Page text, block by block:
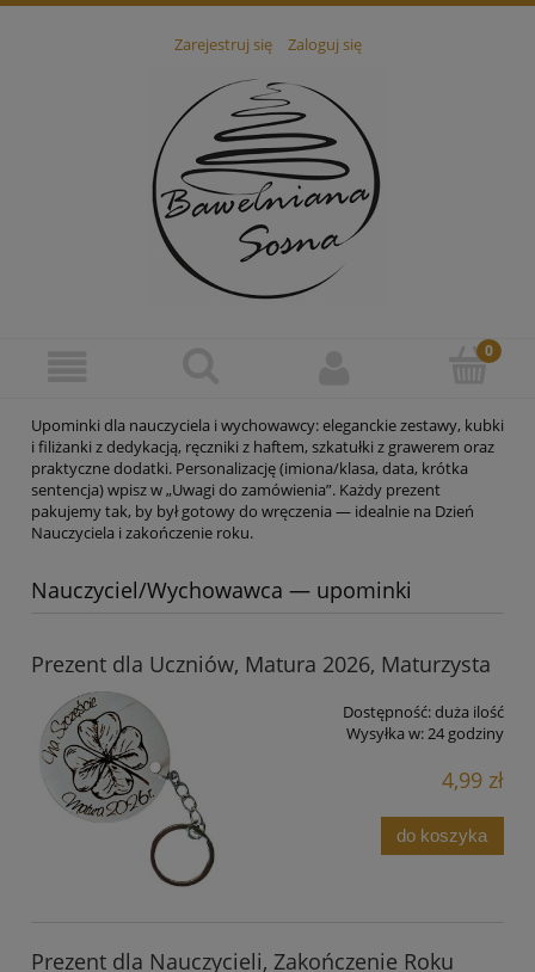
Zarejestruj się Zaloguj się
Upominki dla nauczyciela i wychowawcy: eleganckie zestawy, kubki
i filiżanki z dedykacją, ręczniki z haftem, szkatułki z grawerem oraz
praktyczne dodatki. Personalizację (imiona/klasa, data, krótka
sentencja) wpisz w „Uwagi do zamówienia”. Każdy prezent
pakujemy tak, by był gotowy do wręczenia — idealnie na Dzień
Nauczyciela i zakończenie roku.
Nauczyciel/Wychowawca — upominki
Prezent dla Uczniów, Matura 2026, Maturzysta
Dostępność:duża ilość
Wysyłka w:24 godziny
4,99 zł
do koszyka
Prezent dla Nauczycieli, Zakończenie Roku